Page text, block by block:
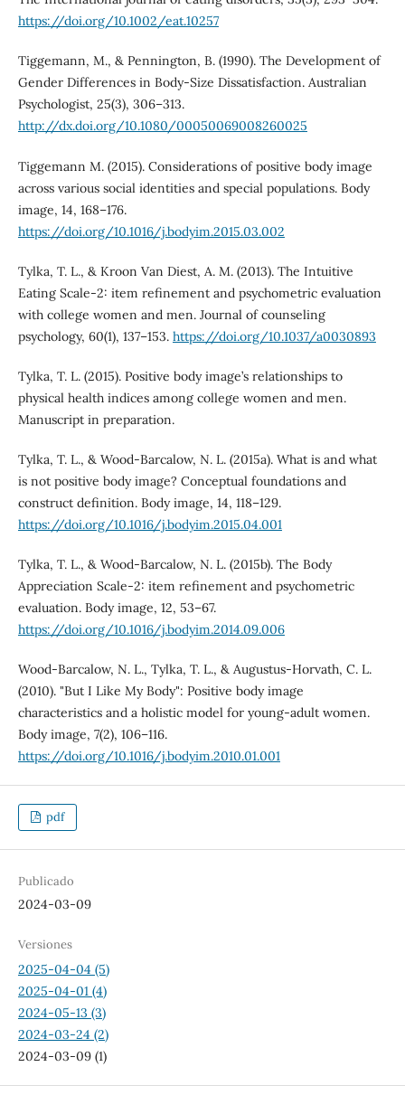
https://doi.org/10.1002/eat.10257
Tiggemann, M., & Pennington, B. (1990). The Development of
Gender Differences in Body-Size Dissatisfaction. Australian
Psychologist, 25(3), 306–313.
http://dx.doi.org/10.1080/00050069008260025
Tiggemann M. (2015). Considerations of positive body image
across various social identities and special populations. Body
image, 14, 168–176.
https://doi.org/10.1016/j.bodyim.2015.03.002
Tylka, T. L., & Kroon Van Diest, A. M. (2013). The Intuitive
Eating Scale-2: item refinement and psychometric evaluation
with college women and men. Journal of counseling
psychology, 60(1), 137–153. https://doi.org/10.1037/a0030893
Tylka, T. L. (2015). Positive body image’s relationships to
physical health indices among college women and men.
Manuscript in preparation.
Tylka, T. L., & Wood-Barcalow, N. L. (2015a). What is and what
is not positive body image? Conceptual foundations and
construct definition. Body image, 14, 118–129.
https://doi.org/10.1016/j.bodyim.2015.04.001
Tylka, T. L., & Wood-Barcalow, N. L. (2015b). The Body
Appreciation Scale-2: item refinement and psychometric
evaluation. Body image, 12, 53–67.
https://doi.org/10.1016/j.bodyim.2014.09.006
Wood-Barcalow, N. L., Tylka, T. L., & Augustus-Horvath, C. L.
(2010). "But I Like My Body": Positive body image
characteristics and a holistic model for young-adult women.
Body image, 7(2), 106–116.
https://doi.org/10.1016/j.bodyim.2010.01.001
pdf
Publicado
2024-03-09
Versiones
2025-04-04 (5)
2025-04-01 (4)
2024-05-13 (3)
2024-03-24 (2)
2024-03-09 (1)